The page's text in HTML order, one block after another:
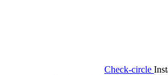
Check-circle